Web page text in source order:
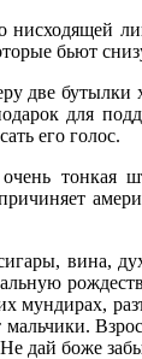
нисходящей
бьют
две бутылки
для
его голос.
тонкая
вина,
мундирах,
мальчики.
дай боже